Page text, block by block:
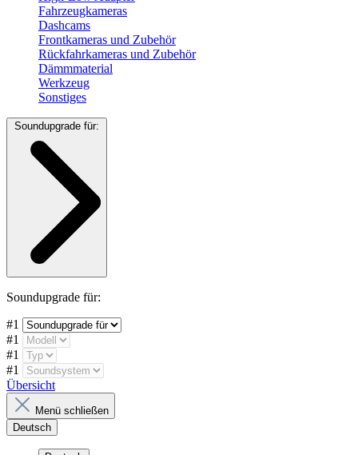
Fahrzeugkameras
Dashcams
Frontkameras und Zubehör
Rückfahrkameras und Zubehör
Dämmmaterial
Werkzeug
Sonstiges
Soundupgrade für:
Soundupgrade für:
#1
#1
#1
#1
Übersicht
Menü schließen
Deutsch